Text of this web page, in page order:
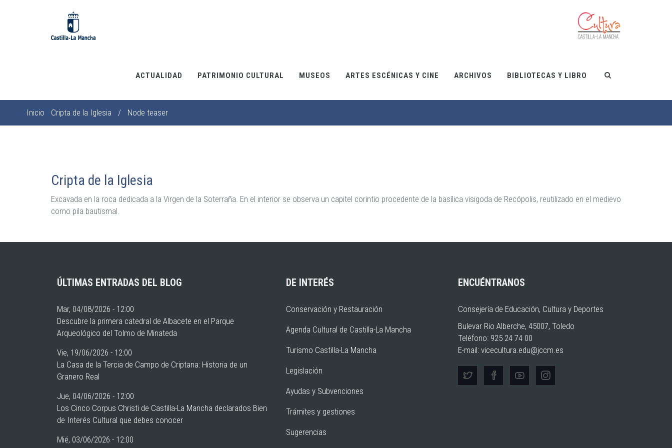
ACTUALIDAD PATRIMONIO CULTURAL MUSEOS ARTES ESCÉNICAS Y CINE ARCHIVOS BIBLIOTECAS Y LIBRO
Sobrescribir
navegación
Inicio Cripta de la Iglesia / Node teaser
Cripta de la Iglesia
Excavada en la roca dedicada a la Virgen de la Soterraña. En el interior se observa un capitel corintio procedente de la basílica visigoda de Recópolis, reutilizado en el medievo
como pila bautismal.
ÚLTIMAS ENTRADAS DEL BLOG
Mar, 04/08/2026 - 12:00
Descubre la primera catedral de Albacete en el Parque
Arqueológico del Tolmo de Minateda
Vie, 19/06/2026 - 12:00
La Casa de la Tercia de Campo de Criptana: Historia de un
Granero Real
Jue, 04/06/2026 - 12:00
Los Cinco Corpus Christi de Castilla-La Mancha declarados Bien
de Interés Cultural que debes conocer
Mié, 03/06/2026 - 12:00
DE INTERÉS
Conservación y Restauración
Agenda Cultural de Castilla-La Mancha
Turismo Castilla-La Mancha
Legislación
Ayudas y Subvenciones
Trámites y gestiones
Sugerencias
ENCUÉNTRANOS
Consejería de Educación, Cultura y Deportes
Bulevar Rio Alberche, 45007, Toledo
Teléfono: 925 24 74 00
E-mail: vicecultura.edu@jccm.es